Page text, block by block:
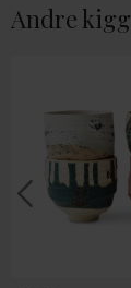
Andre